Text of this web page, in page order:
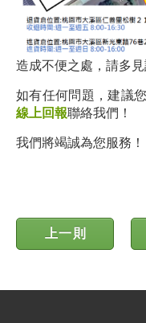
造成不便之處，請多見
如有任何問題，建議
線上回報聯絡我們！
我們將竭誠為您服務！
上一則